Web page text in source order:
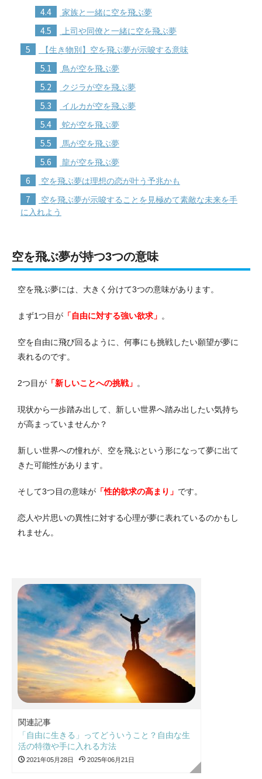
4.4 家族と一緒に空を飛ぶ夢
4.5 上司や同僚と一緒に空を飛ぶ夢
5 【生き物別】空を飛ぶ夢が示唆する意味
5.1 鳥が空を飛ぶ夢
5.2 クジラが空を飛ぶ夢
5.3 イルカが空を飛ぶ夢
5.4 蛇が空を飛ぶ夢
5.5 馬が空を飛ぶ夢
5.6 龍が空を飛ぶ夢
6 空を飛ぶ夢は理想の恋が叶う予兆かも
7
空を飛ぶ夢が示唆することを見極めて素敵な未来を手
に入れよう
空を飛ぶ夢が持つ3つの意味
空を飛ぶ夢には、大きく分けて3つの意味があります。
まず1つ目が 「自由に対する強い欲求」 。
空を自由に飛び回るように、何事にも挑戦したい願望が夢に
表れるのです。
2つ目が 「新しいことへの挑戦」 。
現状から一歩踏み出して、新しい世界へ踏み出したい気持ち
が高まっていませんか？
新しい世界への憧れが、空を飛ぶという形になって夢に出て
きた可能性があります。
そして3つ目の意味が 「性的欲求の高まり」 です。
恋人や片思いの異性に対する心理が夢に表れているのかもし
れません。
関連記事
「自由に生きる」ってどういうこと？自由な生
活の特徴や手に入れる方法
2021年05月28日 2025年06月21日